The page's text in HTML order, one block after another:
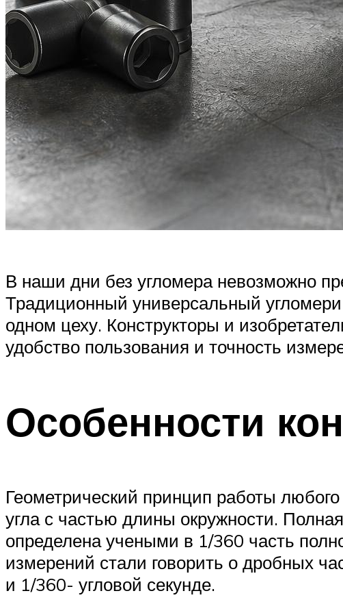
В наши дни без угломера невозможно
Традиционный универсальный
одном цеху. Конструкторы и
удобство пользования и точность
Особенности
Геометрический принцип работы
угла с частью длины окружности.
определена учеными в 1/360 часть
измерений стали говорить о дробных
и 1/360- угловой секунде.